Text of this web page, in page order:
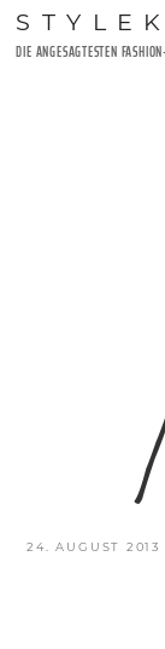
Zum
Inhalt
DIE ANGESAGTESTEN
24. AUGUST 2013